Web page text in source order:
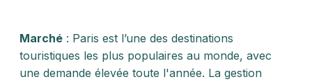
Marché : Paris est l’une des destinations
touristiques les plus populaires au monde, avec
une demande élevée toute l'année. La gestion